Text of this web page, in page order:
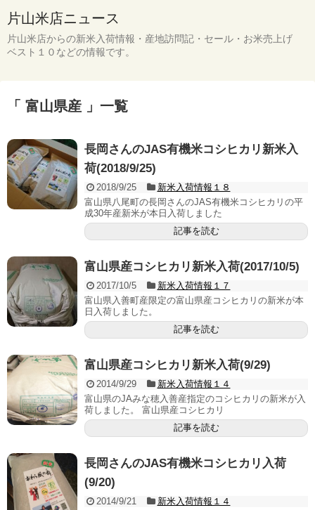
片山米店ニュース
片山米店からの新米入荷情報・産地訪問記・セール・お米売上げ
ベスト１０などの情報です。
「 富山県産 」一覧
長岡さんのJAS有機米コシヒカリ新米入
荷(2018/9/25)
2018/9/25
新米入荷情報１８
富山県八尾町の長岡さんのJAS有機米コシヒカリの平
成30年産新米が本日入荷しました
記事を読む
富山県産コシヒカリ新米入荷(2017/10/5)
2017/10/5
新米入荷情報１７
富山県入善町産限定の富山県産コシヒカリの新米が本
日入荷しました。
記事を読む
富山県産コシヒカリ新米入荷(9/29)
2014/9/29
新米入荷情報１４
富山県のJAみな穂入善産指定のコシヒカリの新米が入
荷しました。 富山県産コシヒカリ
記事を読む
長岡さんのJAS有機米コシヒカリ入荷
(9/20)
2014/9/21
新米入荷情報１４